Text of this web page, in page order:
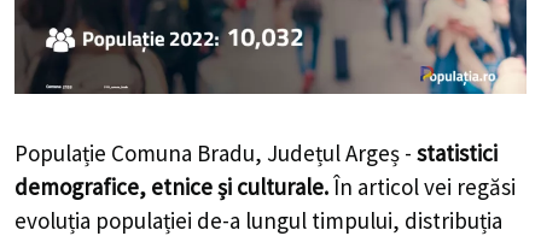
Populație Comuna Bradu, Județul Argeș - statistici
demografice, etnice și culturale.În articol vei regăsi
evoluția populației de-a lungul timpului, distribuția